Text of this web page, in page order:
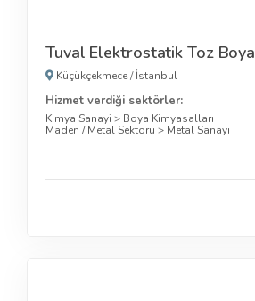
Tuval Elektrostatik Toz Boya
Küçükçekmece/İstanbul
Hizmet verdiği sektörler:
Kimya Sanayi > Boya Kimyasalları
Maden / Metal Sektörü > Metal Sanayi